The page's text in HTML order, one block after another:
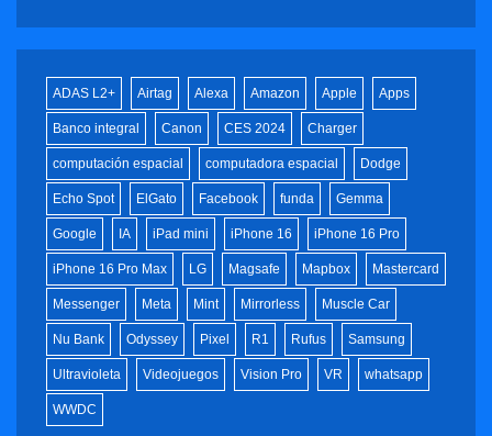
ADAS L2+ Airtag Alexa Amazon Apple Apps
Banco integral Canon CES 2024 Charger
computación espacial computadora espacial Dodge
Echo Spot ElGato Facebook funda Gemma
Google IA iPad mini iPhone 16 iPhone 16 Pro
iPhone 16 Pro Max LG Magsafe Mapbox Mastercard
Messenger Meta Mint Mirrorless Muscle Car
Nu Bank Odyssey Pixel R1 Rufus Samsung
Ultravioleta Videojuegos Vision Pro VR whatsapp
WWDC